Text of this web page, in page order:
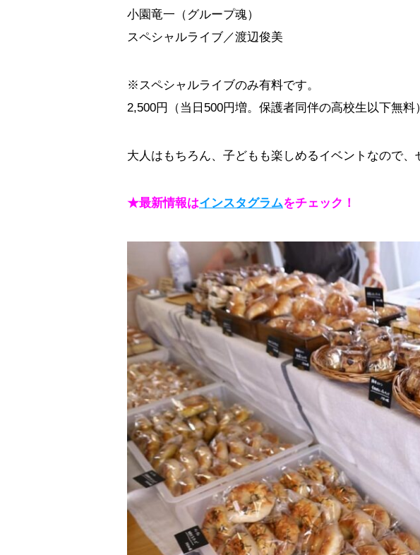
小園竜一（グループ魂）
スペシャルライブ／渡辺俊美
※スペシャルライブのみ有料です。
2,500円（当日500円増。保護者同伴の高校生以下無料）
大人はもちろん、子どもも楽しめるイベントなので、
★最新情報はインスタグラムをチェック！